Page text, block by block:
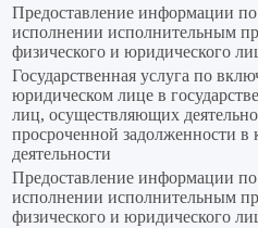
Предоставление информации
исполнении исполнительным
физического и юридического
Государственная услуга по
юридическом лице в
лиц, осуществляющих
просроченной задолженности в
деятельности
Предоставление информации
исполнении исполнительным
физического и юридического